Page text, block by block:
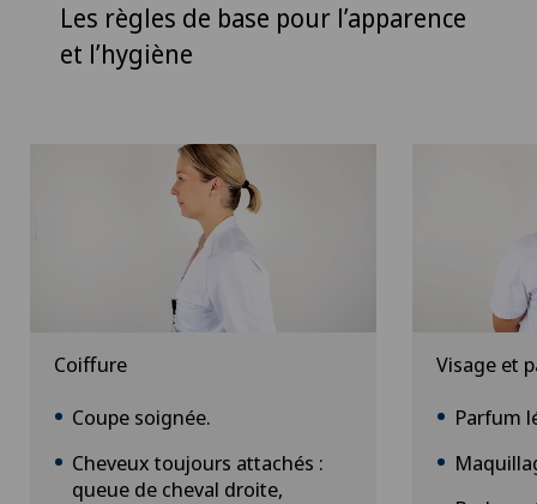
Les règles de base pour l’apparence
et l’hygiène
Coiffure
Coupe soignée.
Cheveux toujours attachés :
queue de cheval droite,
Visage et
Parfum